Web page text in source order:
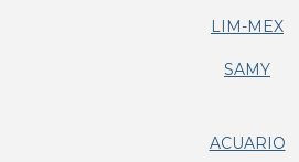
LIM-MEX
SAMY
ACUARIO